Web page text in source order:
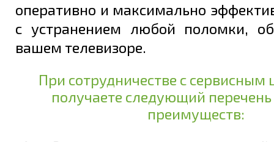
оперативно и максимально
с устранением любой поломки,
вашем телевизоре.
При сотрудничестве с сервисным
получаете следующий
преимуществ: